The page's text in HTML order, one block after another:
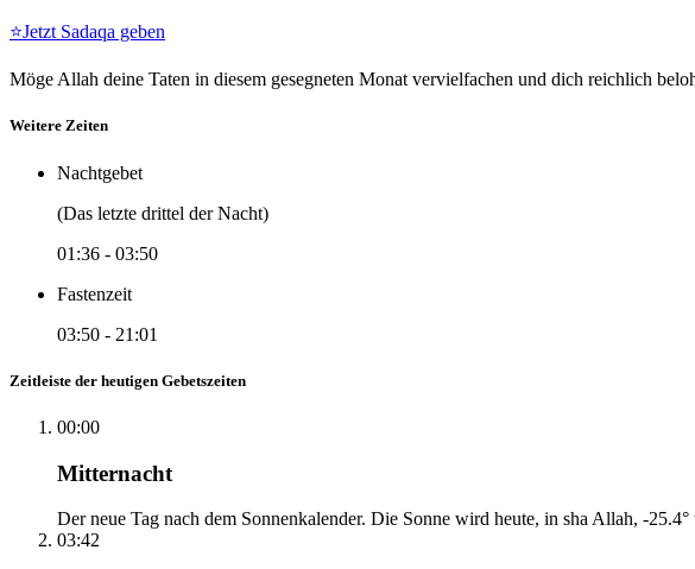
⭐Jetzt Sadaqa geben
Möge Allah deine Taten in diesem gesegneten Monat vervielfachen und dich reichlich
Weitere Zeiten
Nachtgebet
(Das letzte drittel der Nacht)
01:36 - 03:50
Fastenzeit
03:50 - 21:01
Zeitleiste der heutigen Gebetszeiten
00:00
Mitternacht
Der neue Tag nach dem Sonnenkalender. Die Sonne wird heute, in sha Allah, -
03:42